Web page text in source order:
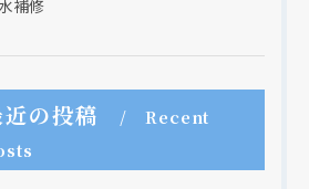
補修
の投稿
Recent
シのページにジャンプします